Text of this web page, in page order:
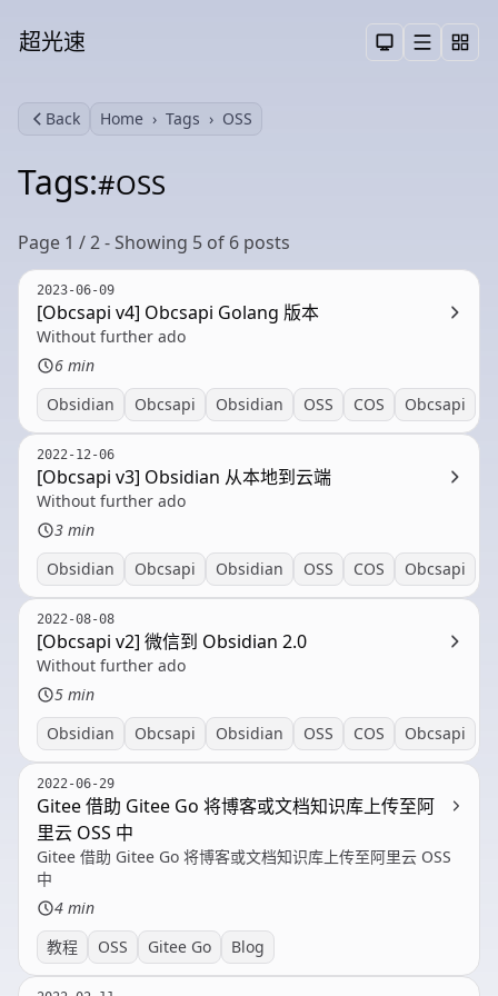
超光速
Toggle theme
Menu
Back Home Tags OSS
Tags:#OSS
Page 1 / 2 - Showing 5 of 6 posts
2023-06-09
[Obcsapi v4] Obcsapi Golang 版本
Without further ado
6 min
Obsidian
Obcsapi Obsidian OSS COS Obcsapi
2022-12-06
[Obcsapi v3] Obsidian 从本地到云端
Without further ado
3 min
Obsidian
Obcsapi Obsidian OSS COS Obcsapi
2022-08-08
[Obcsapi v2] 微信到 Obsidian 2.0
Without further ado
5 min
Obsidian
Obcsapi Obsidian OSS COS Obcsapi
2022-06-29
Gitee 借助 Gitee Go 将博客或文档知识库上传至阿
里云 OSS 中
Gitee 借助 Gitee Go 将博客或文档知识库上传至阿里云 OSS
中
4 min
教程
OSS Gitee Go Blog